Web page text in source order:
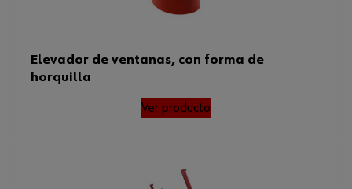
Elevador de ventanas, con forma de
horquilla
Ver producto